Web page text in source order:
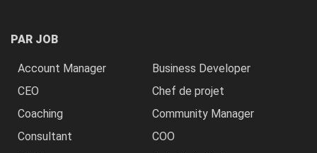
PAR JOB
Account Manager
Business Developer
CEO
Chef de projet
Coaching
Community Manager
Consultant
COO